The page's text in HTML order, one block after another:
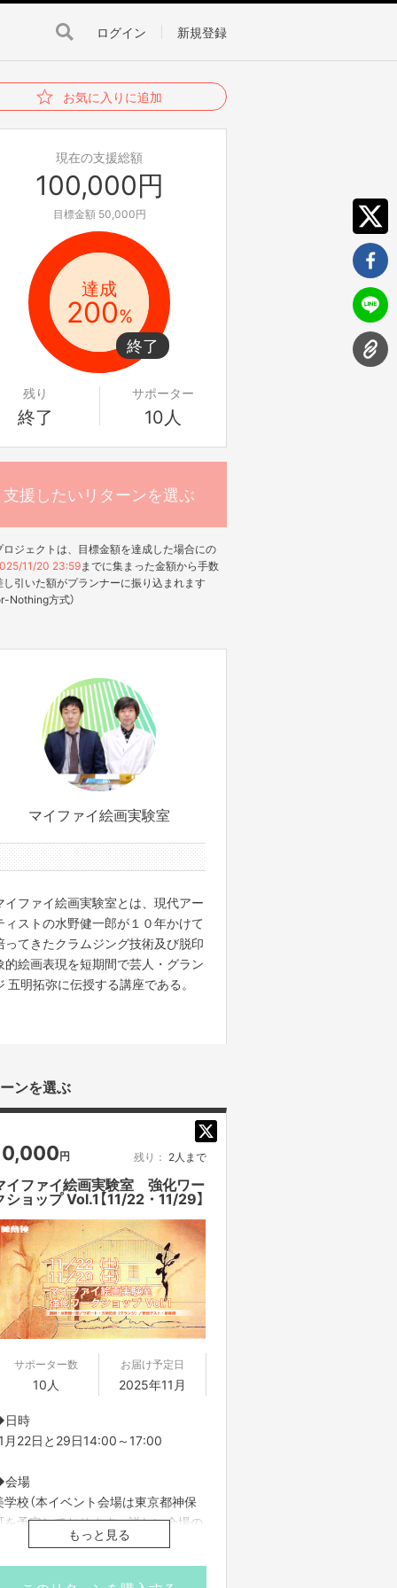
ログイン 新規登録
お気に入りに追加
現在の支援総額
100,000円
目標金額 50,000円
達成
200%
残り
終了
サポーター
10人
支援したいリターンを選ぶ
ロジェクトは、目標金額を達成した場合にの
11/20 23:59までに集まった金額から手数
し引いた額がプランナーに振り込まれます
Nothing方式）
マイファイ絵画実験室
イファイ絵画実験室とは、現代アー
ィストの水野健一郎が１０年かけて
ってきたクラムジング技術及び脱印
的絵画表現を短期間で芸人・グラン
五明拓弥に伝授する講座である。
ンを選ぶ
円 残り： 2人まで
イファイ絵画実験室 強化ワー
ショップ Vol.1【11/22・11/29】
サポーター数
10人
お届け予定日
2025年11月
時
月22日と29日14:00～17:00
場
学校（本イベント会場は東京都神保
を予定しております。詳しい会場の
住所は前日までにFANY
のメッセージ機能にて
お知らせいたします）
もっと見る